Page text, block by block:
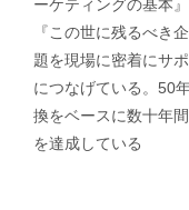
ーケティングの基本
『この世に残るべき
題を現場に密着にサ
につなげている。50
換をベースに数十年
を達成している